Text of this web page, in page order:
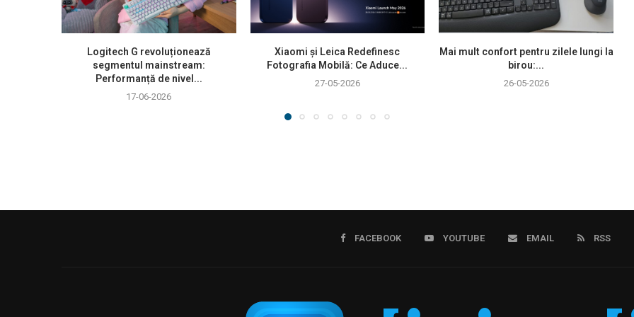
Logitech G revoluționează
segmentul mainstream:
Performanță de nivel...
17-06-2026
Xiaomi și Leica Redefinesc
Fotografia Mobilă: Ce Aduce...
27-05-2026
Mai mult confort pentru zilele lungi la
birou:...
26-05-2026
FACEBOOK YOUTUBE EMAIL RSS